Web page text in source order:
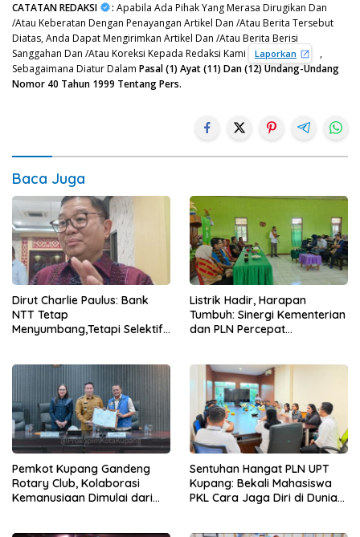
CATATAN REDAKSI : Apabila Ada Pihak Yang Merasa Dirugikan Dan
/Atau Keberatan Dengan Penayangan Artikel Dan /Atau Berita Tersebut
Diatas, Anda Dapat Mengirimkan Artikel Dan /Atau Berita Berisi
Sanggahan Dan /Atau Koreksi Kepada Redaksi Kami
Laporkan
,
Sebagaimana Diatur Dalam Pasal (1) Ayat (11) Dan (12) Undang-Undang
Nomor 40 Tahun 1999 Tentang Pers.
Baca Juga
Dirut Charlie Paulus: Bank
NTT Tetap
Menyumbang,Tetapi Selektif
Listrik Hadir, Harapan
Tumbuh: Sinergi Kementerian
dan PLN Percepat
Pemkot Kupang Gandeng
Rotary Club, Kolaborasi
Kemanusiaan Dimulai dari
Sentuhan Hangat PLN UPT
Kupang: Bekali Mahasiswa
PKL Cara Jaga Diri di Dunia